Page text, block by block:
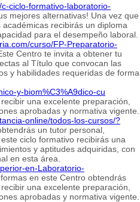
ciclo-formativo-laboratorio-
mejores alternativas! Una vez que
recibirás un diploma
para el desempeño laboral.
curso/FP-Preparatorio-
Centro te invita a obtener tu
al Título que convocan las
y habilidades requeridas de forma
y-biom%C3%A9dico-cu
una excelente preparación,
aprobadas y normativa vigente.
online/todos-los-cursos/?
un tutor personal,
ciclo formativo recibirás una
y aptitudes adquiridas, con
en esta área.
en-Laboratorio-
en este Centro obtendrás
una excelente preparación,
aprobadas y normativa vigente.